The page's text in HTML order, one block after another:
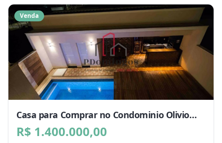
Venda
Casa para Comprar no Condominio Olivio
Franceschini, Hortolandia - SP
R$ 1.400.000,00